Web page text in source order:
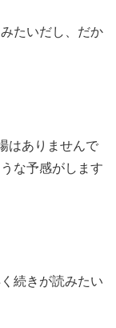
たいだし、だか
はありませんで
な予感がします
続きが読みたい